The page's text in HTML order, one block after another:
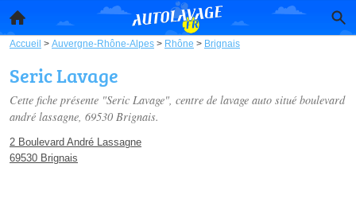
Accueil > Auvergne-Rhône-Alpes > Rhône > Brignais
Seric Lavage
Cette fiche présente "Seric Lavage", centre de lavage auto situé boulevard
andré lassagne, 69530 Brignais.
2 Boulevard André Lassagne
69530 Brignais